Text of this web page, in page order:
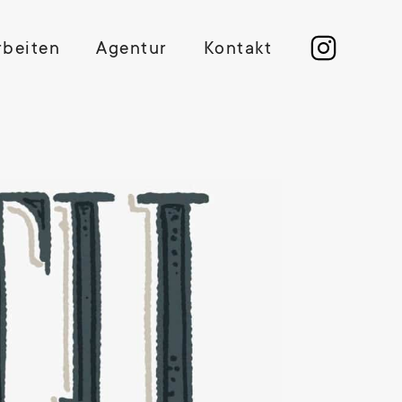
Agentur Kontakt